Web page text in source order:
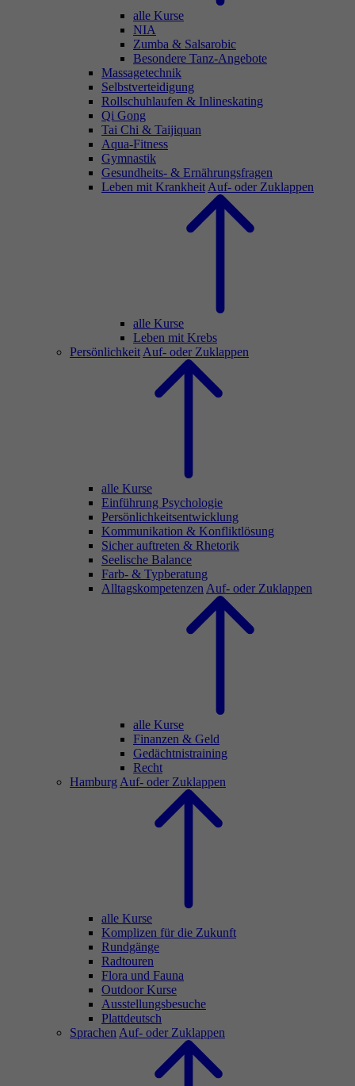
alle Kurse
NIA
Zumba & Salsarobic
Besondere Tanz-Angebote
Massagetechnik
Selbstverteidigung
Rollschuhlaufen & Inlineskating
Qi Gong
Tai Chi & Taijiquan
Aqua-Fitness
Gymnastik
Gesundheits- & Ernährungsfragen
Leben mit Krankheit Auf- oder Zuklappen
alle Kurse
Leben mit Krebs
Persönlichkeit Auf- oder Zuklappen
alle Kurse
Einführung Psychologie
Persönlichkeitsentwicklung
Kommunikation & Konfliktlösung
Sicher auftreten & Rhetorik
Seelische Balance
Farb- & Typberatung
Alltagskompetenzen Auf- oder Zuklappen
alle Kurse
Finanzen & Geld
Gedächtnistraining
Recht
Hamburg Auf- oder Zuklappen
alle Kurse
Komplizen für die Zukunft
Rundgänge
Radtouren
Flora und Fauna
Outdoor Kurse
Ausstellungsbesuche
Plattdeutsch
Sprachen Auf- oder Zuklappen